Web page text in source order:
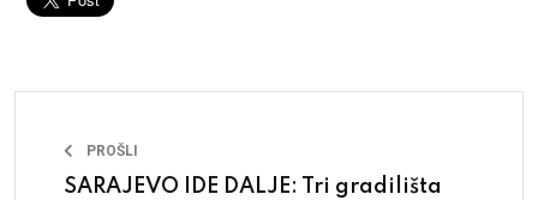
PROŠLI
SARAJEVO IDE DALJE: Tri gradilišta